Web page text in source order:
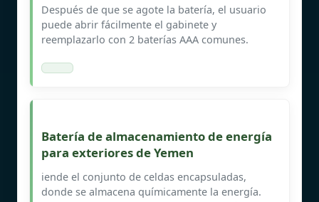
Después de que se agote la batería, el usuario
puede abrir fácilmente el gabinete y
reemplazarlo con 2 baterías AAA comunes.
Batería de almacenamiento de energía
para exteriores de Yemen
iende el conjunto de celdas encapsuladas,
donde se almacena químicamente la energía.